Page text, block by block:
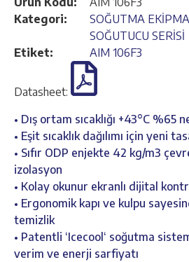
Kategori:
SOĞUTMA
SOĞUTUCU SERİSİ
Etiket:
AIM 106F3
Datasheet:
• Dış ortam sıcaklığı +43°C %65
• Eşit sıcaklık dağılımı için yeni
• Sıfır ODP enjekte 42 kg/m3
izolasyon
• Kolay okunur ekranlı dijital
• Ergonomik kapı ve kulpu
temizlik
• Patentli ‘Icecool‘ soğutma
verim ve enerji sarfiyatı